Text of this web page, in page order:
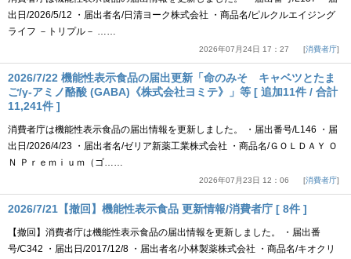
出日/2026/5/12 ・届出者名/日清ヨーク株式会社 ・商品名/ピルクルエイジング
ライフ －トリプル－ ……
2026年07月24日 17：27 消費者庁
2026/7/22 機能性表示食品の届出更新「命のみそ キャベツとたま
ご/γ-アミノ酪酸 (GABA)《株式会社ヨミテ》」等 [ 追加11件 / 合計
11,241件 ]
消費者庁は機能性表示食品の届出情報を更新しました。 ・届出番号/L146 ・届
出日/2026/4/23 ・届出者名/ゼリア新薬工業株式会社 ・商品名/ＧＯＬＤＡＹ Ｏ
Ｎ Ｐｒｅｍｉｕｍ（ゴ……
2026年07月23日 12：06 消費者庁
2026/7/21【撤回】機能性表示食品 更新情報/消費者庁 [ 8件 ]
【撤回】消費者庁は機能性表示食品の届出情報を更新しました。 ・届出番
号/C342 ・届出日/2017/12/8 ・届出者名/小林製薬株式会社 ・商品名/キオクリ